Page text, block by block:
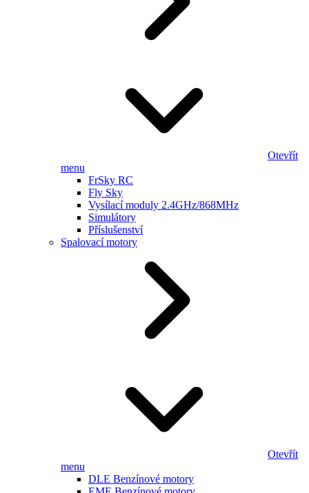
Otevřít
menu
FrSky RC
Fly Sky
Vysílací moduly 2.4GHz/868MHz
Simulátory
Příslušenství
Spalovací motory
Otevřít
menu
DLE Benzínové motory